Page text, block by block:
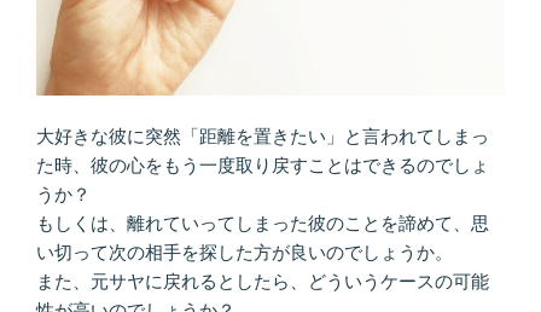
彼。
ど
う
や
っ
て
目
を
つ
ぶ
る？”
大好きな彼に突然「距離を置きたい」と言われてしまっ
た時、彼の心をもう一度取り戻すことはできるのでしょ
うか？
もしくは、離れていってしまった彼のことを諦めて、思
い切って次の相手を探した方が良いのでしょうか。
また、元サヤに戻れるとしたら、どういうケースの可能